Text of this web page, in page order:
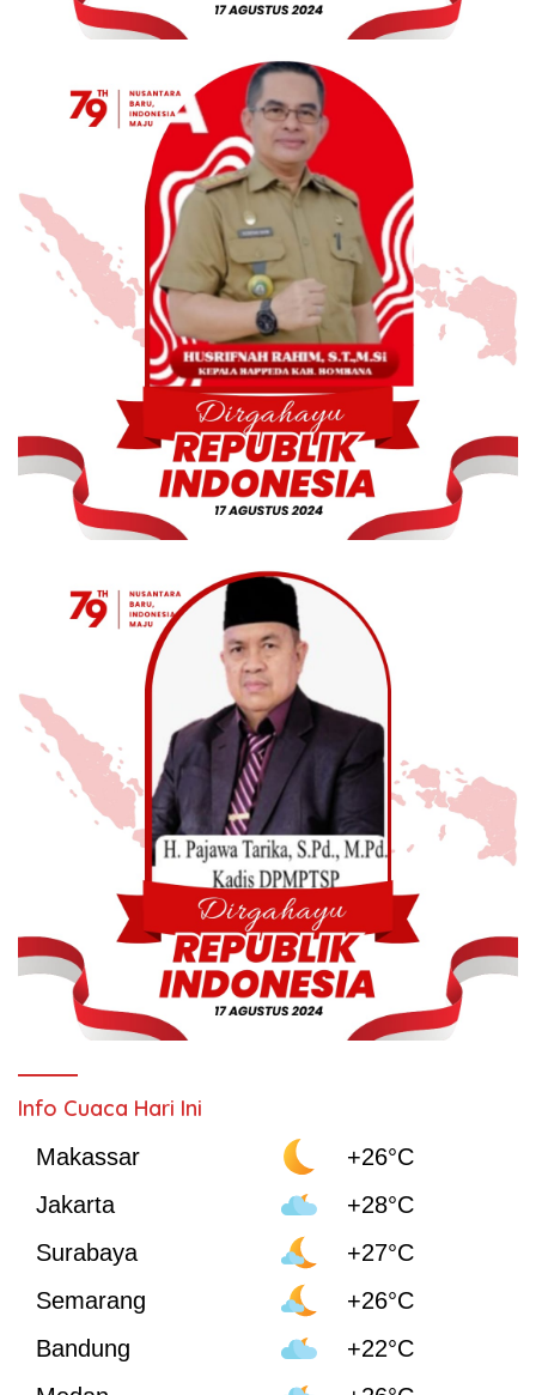
Info Cuaca Hari Ini
Makassar
+26°C
Jakarta
+28°C
Surabaya
+27°C
Semarang
+26°C
Bandung
+22°C